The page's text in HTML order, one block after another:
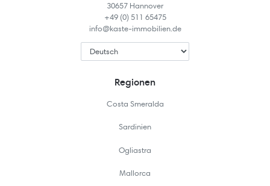
30657 Hannover
+49 (0) 511 65475
info@kaste-immobilien.de
Regionen
Costa Smeralda
Sardinien
Ogliastra
Mallorca